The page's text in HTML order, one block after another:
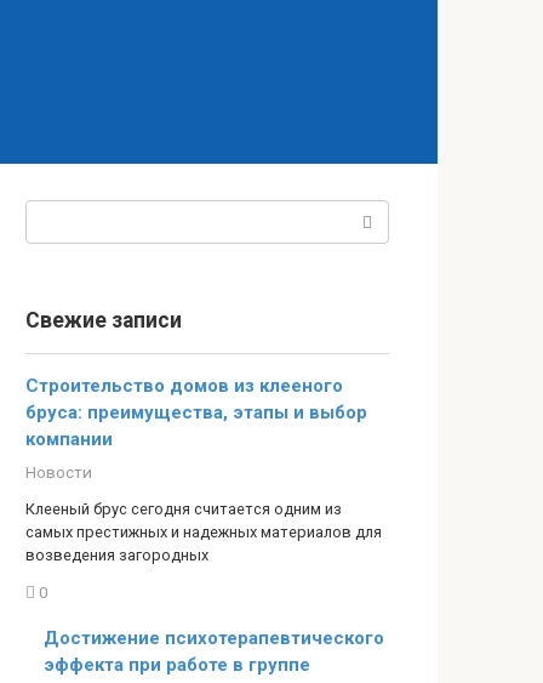
Свежие записи
Строительство домов из клееного
бруса: преимущества, этапы и выбор
компании
Новости
Клееный брус сегодня считается одним из
самых престижных и надежных материалов для
возведения загородных
0
Достижение психотерапевтического
эффекта при работе в группе